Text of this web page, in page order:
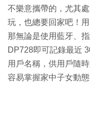
不樂意攜帶的，尤其
玩，也總要回家吧！
那無論是使用藍牙、
DP728即可記錄最近
用戶名稱，供用戶隨
容易掌握家中子女動